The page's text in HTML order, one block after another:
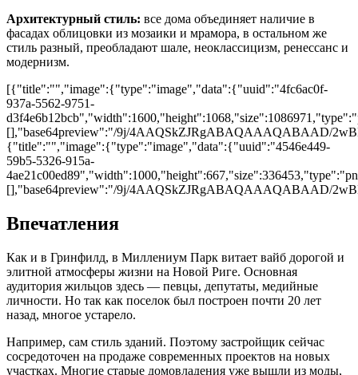
Архитектурный стиль: все дома объединяет наличие в
фасадах облицовки из мозаики и мрамора, в остальном же
стиль разный, преобладают шале, неоклассицизм, ренессанс и
модернизм.
[{"title":"","image":{"type":"image","data":{"uuid":"4fc6ac0f-
937a-5562-9751-
[],"base64preview":"/9j/4AAQSkZJRgABAQAAAQABAAD/
{"title":"","image":{"type":"image","data":{"uuid":"4546e449-
59b5-5326-915a-
[],"base64preview":"/9j/4AAQSkZJRgABAQAAAQABAAD/
Впечатления
Как и в Гринфилд, в Миллениум Парк витает вайб дорогой и
элитной атмосферы жизни на Новой Риге. Основная
аудитория жильцов здесь ― певцы, депутаты, медийные
личности. Но так как поселок был построен почти 20 лет
назад, многое устарело.
Например, сам стиль зданий. Поэтому застройщик сейчас
сосредоточен на продаже современных проектов на новых
участках. Многие старые домовладения уже вышли из моды,